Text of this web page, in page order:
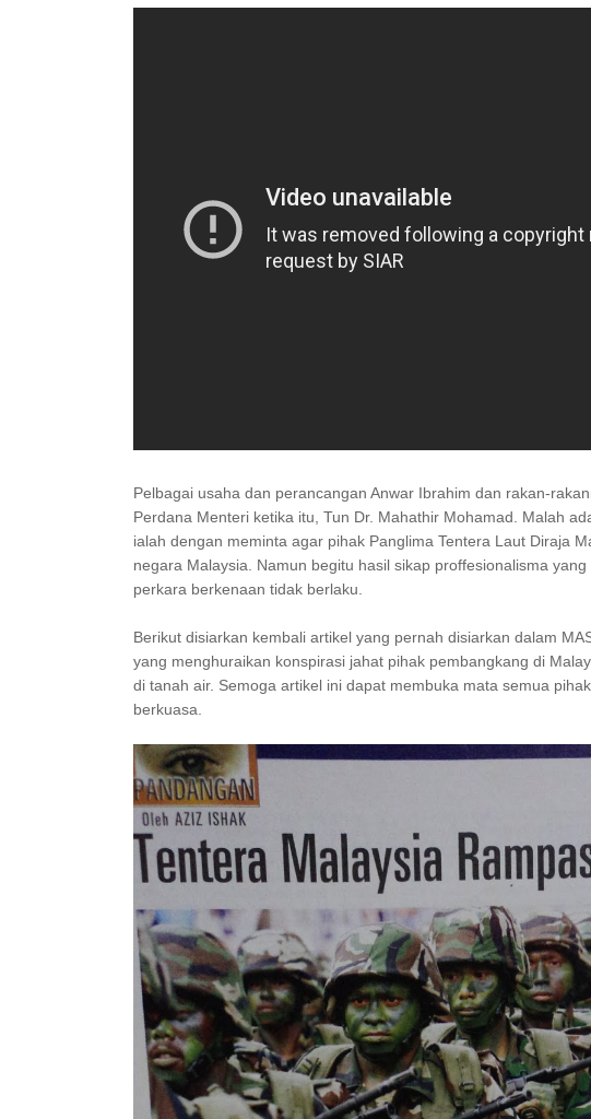
Pelbagai usaha dan perancangan Anwar Ibrahim dan rakan-
Perdana Menteri ketika itu, Tun Dr. Mahathir Mohamad. Malah
ialah dengan meminta agar pihak Panglima Tentera Laut Diraja
negara Malaysia. Namun begitu hasil sikap proffesionalisma
perkara berkenaan tidak berlaku.
Berikut disiarkan kembali artikel yang pernah disiarkan dalam
yang menghuraikan konspirasi jahat pihak pembangkang di
di tanah air. Semoga artikel ini dapat membuka mata semua
berkuasa.